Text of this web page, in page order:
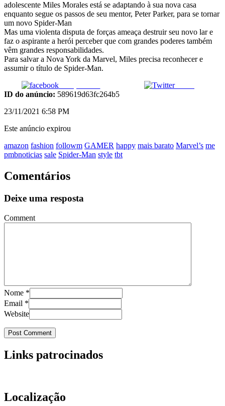
adolescente Miles Morales está se adaptando à sua nova casa
enquanto segue os passos de seu mentor, Peter Parker, para se tornar
um novo Spider-Man
Mas uma violenta disputa de forças ameaça destruir seu novo lar e
faz o aspirante a herói perceber que com grandes poderes também
vêm grandes responsabilidades.
Para salvar a Nova York da Marvel, Miles precisa reconhecer e
assumir o título de Spider-Man.
Compartilhar
Tweet
ID do anúncio: 589619d63fc264b5
23/11/2021 6:58 PM
Este anúncio expirou
amazon fashion followm GAMER happy mais barato Marvel’s me
pmbnoticias sale Spider-Man style tbt
Comentários
Deixe uma resposta
Comment
Nome *
Email *
Website
Links patrocinados
Localização